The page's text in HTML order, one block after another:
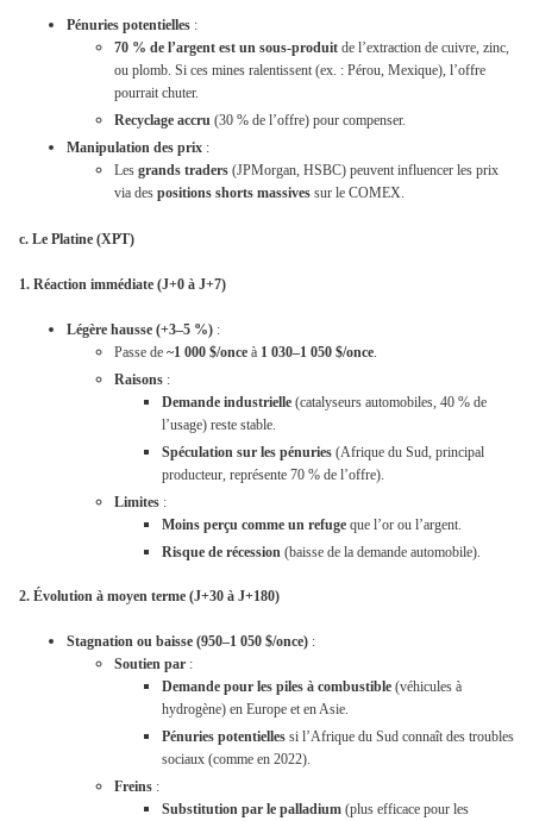
Pénuries potentielles :
70 % de l’argent est un sous-produit de l’extraction de cuivre, zinc,
ou plomb. Si ces mines ralentissent (ex. : Pérou, Mexique), l’offre
pourrait chuter.
Recyclage accru (30 % de l’offre) pour compenser.
Manipulation des prix :
Les grands traders (JPMorgan, HSBC) peuvent influencer les prix
via des positions shorts massives sur le COMEX.
c. Le Platine (XPT)
1. Réaction immédiate (J+0 à J+7)
Légère hausse (+3–5 %) :
Passe de ~1 000 $/once à 1 030–1 050 $/once
Raisons :
Demande industrielle (catalyseurs automobiles, 40 % de
l’usage) reste stable.
Spéculation sur les pénuries (Afrique du Sud, principal
producteur, représente 70 % de l’offre).
Limites :
Moins perçu comme un refuge que l’or ou l’argent.
Risque de récession (baisse de la demande automobile).
2. Évolution à moyen terme (J+30 à J+180)
Stagnation ou baisse (950–1 050 $/once) :
Soutien par :
Demande pour les piles à combustible (véhicules à
hydrogène) en Europe et en Asie.
Pénuries potentielles si l’Afrique du Sud connaît des troubles
sociaux (comme en 2022).
Freins :
Substitution par le palladium (plus efficace pour les